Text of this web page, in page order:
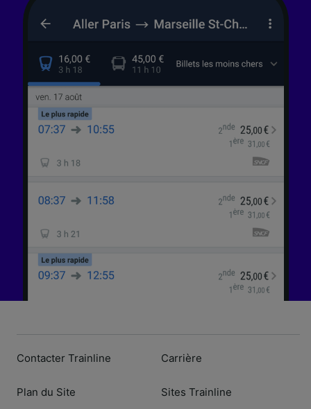
Contacter Trainline
Plan du Site
Carrière
Sites Trainline